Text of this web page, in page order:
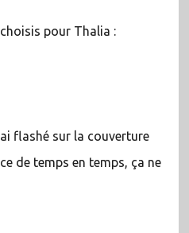
pour Thalia :
flashé sur la couverture
de temps en temps, ça ne